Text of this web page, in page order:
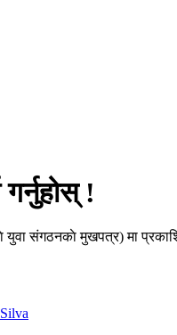
!
युवा संगठनकाे मुखपत्र) मा